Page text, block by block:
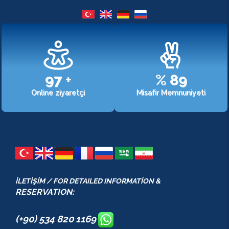
107 +
Online ziyaretçi
% 98
Misafir Memnuniyeti
İLETİŞİM / FOR DETAILED INFORMATİON &
RESERVATION:
(+90) 534 820 1169